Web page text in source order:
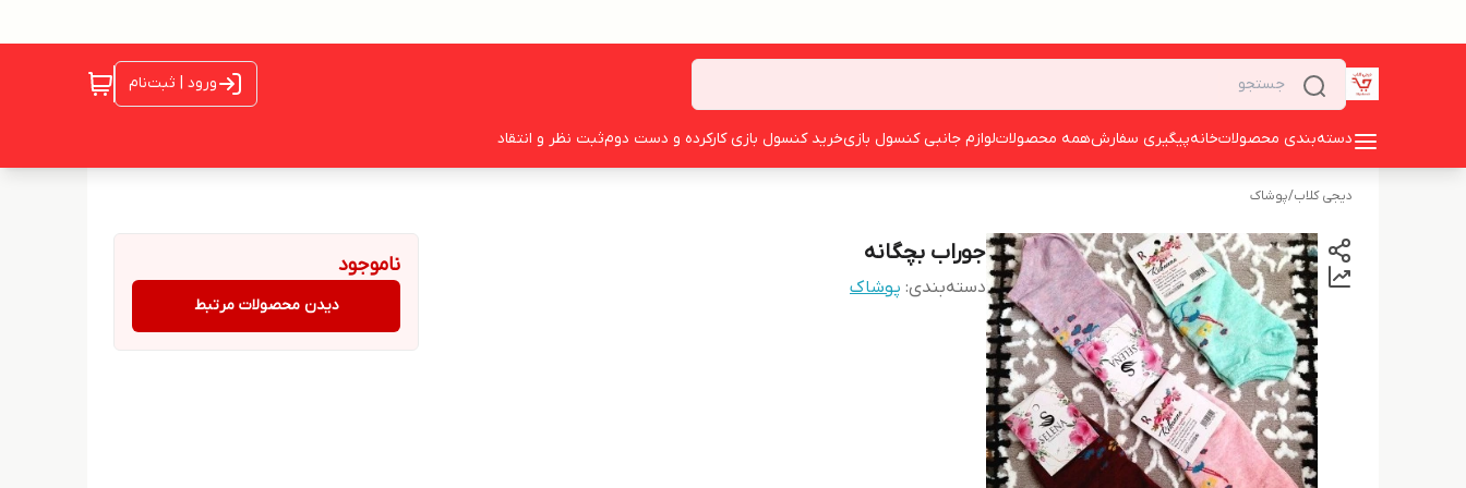
ورود | ثبت‌نام
دسته‌بندی محصولاتخانهپیگیری سفارشهمه محصولاتلوازم جانبی کنسول بازیخرید کنسول بازی کارکرده و دست دومثبت نظر و انتقاد
دیجی کلاب/پوشاک
جوراب بچگانه
دسته‌بندی: پوشاک
ناموجود
دیدن محصولات مرتبط